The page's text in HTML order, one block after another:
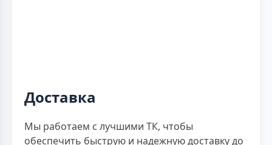
Доставка
Мы работаем с лучшими ТК, чтобы
обеспечить быструю и надежную доставку до